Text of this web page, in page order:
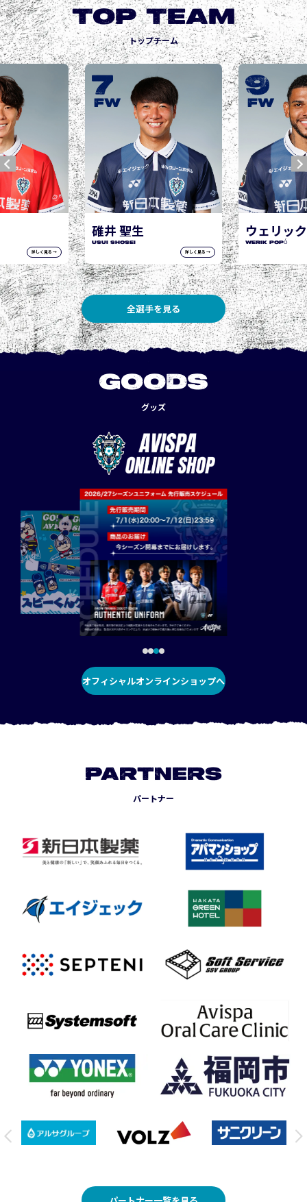
TOP TEAM
トップチーム
詳しく見る →
ウェリック ポポ
WERIK POPÓ
詳しく見る →
9
FW
城後 寿
JOGO Hisashi
10
FW
全選手を見る
GOODS
グッズ
オフィシャルオンラインショップへ
PARTNERS
パートナー